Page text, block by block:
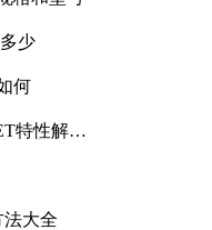
少
何
特性解析
法大全